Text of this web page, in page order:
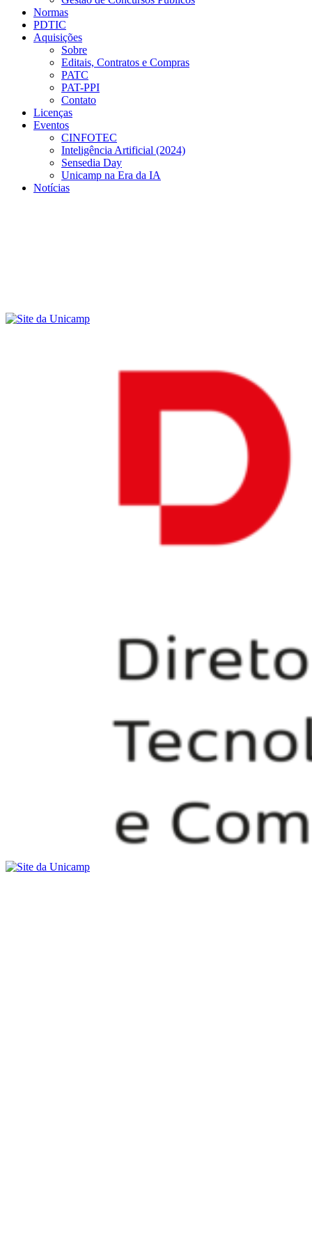
Normas
PDTIC
Aquisições
Sobre
Editais, Contratos e Compras
PATC
PAT-PPI
Contato
Licenças
Eventos
CINFOTEC
Inteligência Artificial (2024)
Sensedia Day
Unicamp na Era da IA
Notícias